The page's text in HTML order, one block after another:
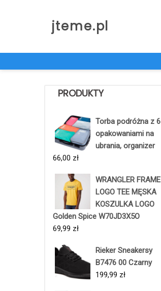
jteme.pl
PRODUKTY
Torba podróżna z 6
opakowaniami na
ubrania, organizer
66,00 zł
WRANGLER FRAME
LOGO TEE MĘSKA
KOSZULKA LOGO
Golden Spice W70JD3X5O
69,99 zł
Rieker Sneakersy
B7476 00 Czarny
199,99 zł